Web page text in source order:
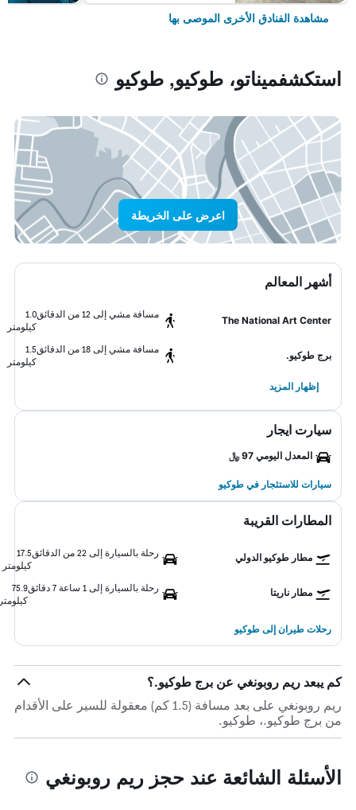
مشاهدة الفنادق الأخرى الموصى بها
استكشفميناتو، طوكيو, طوكيو
اعرض على الخريطة
أشهر المعالم
The National Art Center
مسافة مشي إلى 12 من الدقائق
1.0
كيلومتر
برج طوكيو.
مسافة مشي إلى 18 من الدقائق
1.5
كيلومتر
إظهار المزيد
سيارت ايجار
المعدل اليومي 97 ﷼
سيارات للاستئجار في طوكيو
المطارات القريبة
مطار طوكيو الدولي رحلة بالسيارة إلى 22 من الدقائق
17.5
كيلومتر
مطار ناريتا رحلة بالسيارة إلى 1 ساعة 7 دقائق
75.9
رحلات طيران إلى طوكيو
كم يبعد ريم روبونغي عن برج طوكيو.؟
ريم روبونغي على بعد مسافة (1.5 كم) معقولة للسير على الأقدام
من برج طوكيو.، طوكيو.
الأسئلة الشائعة عند حجز ريم روبونغي